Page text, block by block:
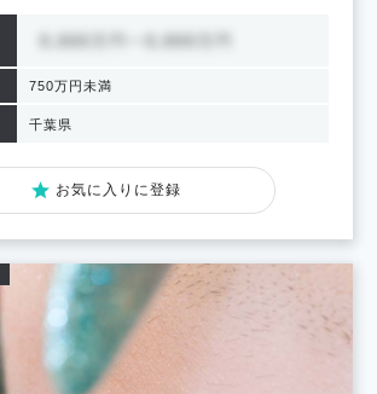
750万円未満
千葉県
お気に入りに登録